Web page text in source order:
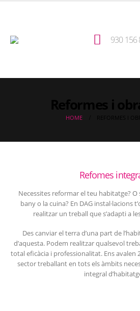
930 156
HOME
Refomes
Necessites reformar el teu habitatge?
bany o la cuina? En DAG instal·lacions
realitzar un treball que s’adapti a
Des canviar el terra d’una part de
d’aquesta. Podem realitzar qualsevol
total eficàcia i professionalitat. Ens avalen
sector treballant en tots els àmbits
integral